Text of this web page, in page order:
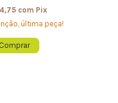
com Pix
última peça!